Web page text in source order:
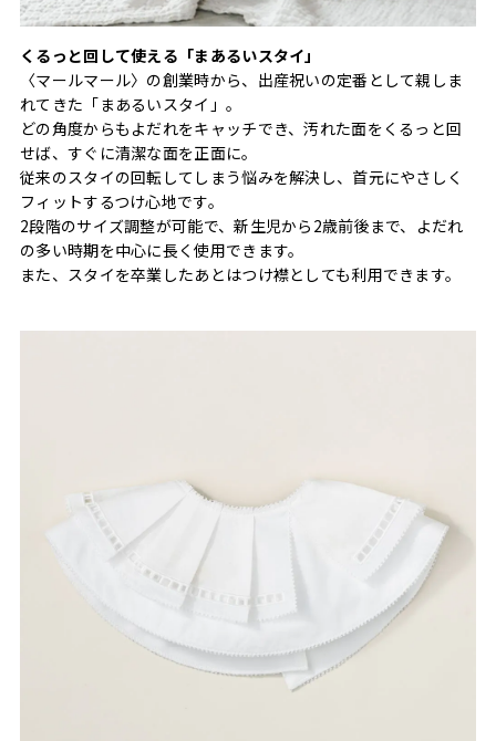
くるっと回して使える「まあるいスタイ」
〈マールマール〉の創業時から、出産祝いの定番として親しま
れてきた「まあるいスタイ」。
どの角度からもよだれをキャッチでき、汚れた面をくるっと回
せば、すぐに清潔な面を正面に。
従来のスタイの回転してしまう悩みを解決し、首元にやさしく
フィットするつけ心地です。
2段階のサイズ調整が可能で、新生児から2歳前後まで、よだれ
の多い時期を中心に長く使用できます。
また、スタイを卒業したあとはつけ襟としても利用できます。